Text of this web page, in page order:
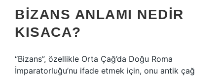
BIZANS ANLAMI NEDIR
KISACA?
“Bizans”, özellikle Orta Çağ’da Doğu Roma
İmparatorluğu’nu ifade etmek için, onu antik çağ